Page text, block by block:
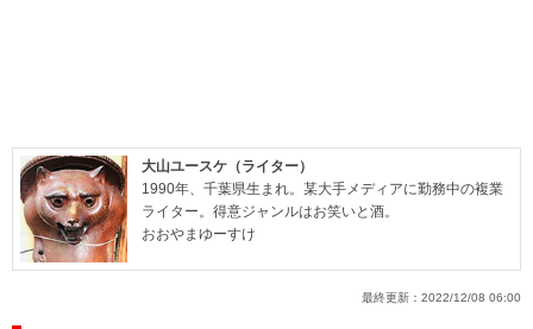
大山ユースケ（ライター）
1990年、千葉県生まれ。某大手メディアに勤務中の複業
ライター。得意ジャンルはお笑いと酒。
おおやまゆーすけ
最終更新： 2022/12/08 06:00